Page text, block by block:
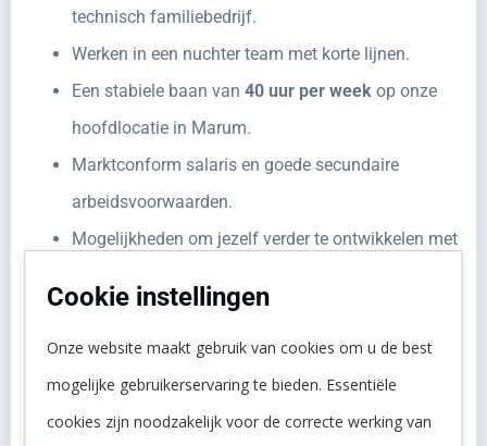
technisch familiebedrijf.
Werken in een nuchter team met korte lijnen.
Een stabiele baan van 40 uur per week op onze
hoofdlocatie in Marum.
Marktconform salaris en goede secundaire
arbeidsvoorwaarden.
Mogelijkheden om jezelf verder te ontwikkelen met
Cookie instellingen
Onze website maakt gebruik van cookies om u de best
mogelijke gebruikerservaring te bieden. Essentiële
cookies zijn noodzakelijk voor de correcte werking van